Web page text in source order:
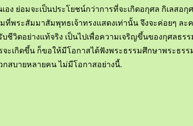
ง ย่อมจะเป็นประโยชน์กว่าการที่จะเกิดอกุศล กิเลส
ที่พระสัมมาสัมพุทธเจ้าทรงแสดงเท่านั้น จึงจะค่อยๆ ล
ชีวิตอย่างแท้จริง เป็นไปเพื่อความเจริญขึ้นของกุศลธร
จะเกิดขึ้น ก็ขอให้มีโอกาสได้ฟังพระธรรมศึกษาพระธ
สบายหลายคน ไม่มีโอกาสอย่างนี้.